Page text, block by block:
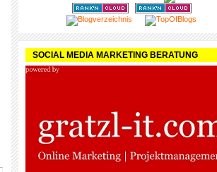
SOCIAL MEDIA MARKETING BERATUNG